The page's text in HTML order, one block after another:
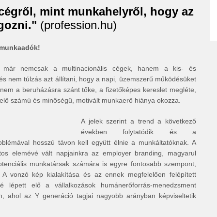
mint munkahelyről, hogy az
(profession.hu)
nemcsak a multinacionális cégek, hanem a kis- és
nem túlzás azt állítani, hogy a napi, üzemszerű működésüket
a beruházásra szánt tőke, a fizetőképes kereslet megléte,
számú és minőségű, motivált munkaerő hiánya okozza.
A jelek szerint a trend a következő
években folytatódik és a
hosszú távon kell együtt élnie a munkáltatóknak. A
elemévé vált napjainkra az employer branding, magyarul
munkatársak számára is egyre fontosabb szempont,
vonzó kép kialakítása és az ennek megfelelően felépített
lépett elő a vállalkozások humánerőforrás-menedzsment
ahol az Y generáció tagjai nagyobb arányban képviseltetik